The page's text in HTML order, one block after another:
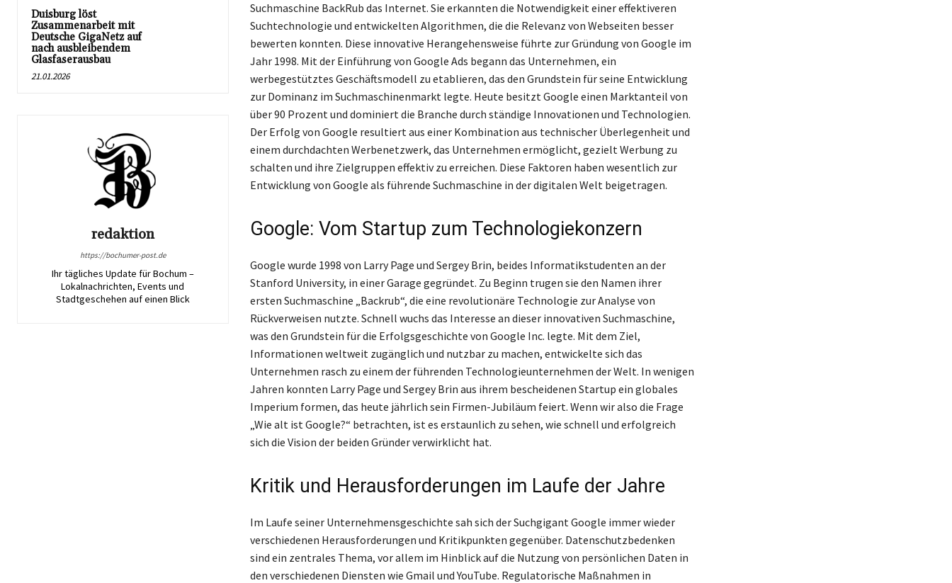
Duisburg löst
Zusammenarbeit mit
Deutsche GigaNetz auf
nach ausbleibendem
Glasfaserausbau
21.01.2026
redaktion
https://bochumer-post.de
Ihr tägliches Update für Bochum –
Lokalnachrichten, Events und
Stadtgeschehen auf einen Blick
Suchmaschine BackRub das Internet. Sie erkannten die Notwendigkeit einer effektiveren
Suchtechnologie und entwickelten Algorithmen, die die Relevanz von Webseiten besser
bewerten konnten. Diese innovative Herangehensweise führte zur Gründung von Google im
Jahr 1998. Mit der Einführung von Google Ads begann das Unternehmen, ein
werbegestütztes Geschäftsmodell zu etablieren, das den Grundstein für seine Entwicklung
zur Dominanz im Suchmaschinenmarkt legte. Heute besitzt Google einen Marktanteil von
über 90 Prozent und dominiert die Branche durch ständige Innovationen und Technologien.
Der Erfolg von Google resultiert aus einer Kombination aus technischer Überlegenheit und
einem durchdachten Werbenetzwerk, das Unternehmen ermöglicht, gezielt Werbung zu
schalten und ihre Zielgruppen effektiv zu erreichen. Diese Faktoren haben wesentlich zur
Entwicklung von Google als führende Suchmaschine in der digitalen Welt beigetragen.
Google: Vom Startup zum Technologiekonzern
Google wurde 1998 von Larry Page und Sergey Brin, beides Informatikstudenten an der
Stanford University, in einer Garage gegründet. Zu Beginn trugen sie den Namen ihrer
ersten Suchmaschine „Backrub“, die eine revolutionäre Technologie zur Analyse von
Rückverweisen nutzte. Schnell wuchs das Interesse an dieser innovativen Suchmaschine,
was den Grundstein für die Erfolgsgeschichte von Google Inc. legte. Mit dem Ziel,
Informationen weltweit zugänglich und nutzbar zu machen, entwickelte sich das
Unternehmen rasch zu einem der führenden Technologieunternehmen der Welt. In wenigen
Jahren konnten Larry Page und Sergey Brin aus ihrem bescheidenen Startup ein globales
Imperium formen, das heute jährlich sein Firmen-Jubiläum feiert. Wenn wir also die Frage
„Wie alt ist Google?“ betrachten, ist es erstaunlich zu sehen, wie schnell und erfolgreich
sich die Vision der beiden Gründer verwirklicht hat.
Kritik und Herausforderungen im Laufe der Jahre
Im Laufe seiner Unternehmensgeschichte sah sich der Suchgigant Google immer wieder
verschiedenen Herausforderungen und Kritikpunkten gegenüber. Datenschutzbedenken
sind ein zentrales Thema, vor allem im Hinblick auf die Nutzung von persönlichen Daten in
den verschiedenen Diensten wie Gmail und YouTube. Regulatorische Maßnahmen in